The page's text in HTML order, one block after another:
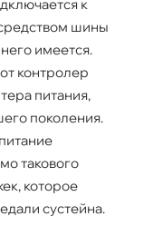
к
шины
имеется.
контролер
питания,
поколения.
такового
которое
сустейна.